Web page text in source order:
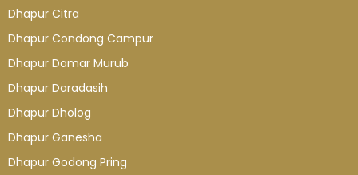
Dhapur Citra
Dhapur Condong Campur
Dhapur Damar Murub
Dhapur Daradasih
Dhapur Dholog
Dhapur Ganesha
Dhapur Godong Pring